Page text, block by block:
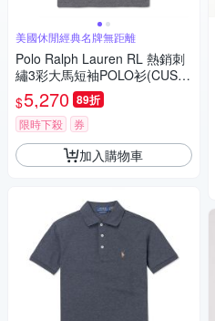
美國休閒經典名牌無距離
Polo Ralph Lauren RL 熱銷刺
繡3彩大馬短袖POLO衫(CUST
OM SLIM FIT)-鐵灰色
$5,270 89折
限時下殺 券
加入購物車